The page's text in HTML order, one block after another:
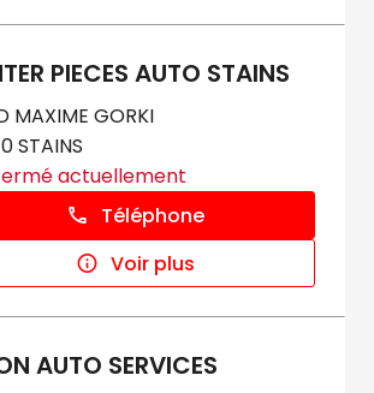
PIECES AUTO STAINS
MAXIME GORKI
STAINS
actuellement
Téléphone
Voir plus
AUTO SERVICES